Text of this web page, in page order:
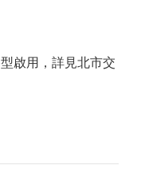
啟用，詳見北市交